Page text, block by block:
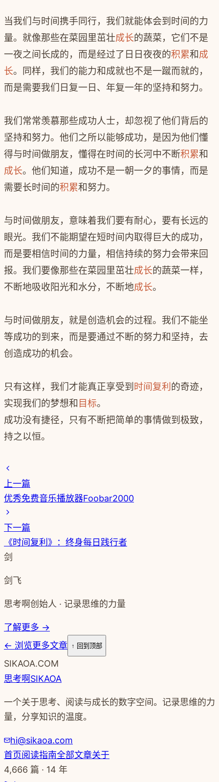
当我们与时间携手同行，我们就能体会到时间的力
量。就像那些在菜园里茁壮成长的蔬菜，它们不是
一夜之间长成的，而是经过了日日夜夜的积累和成
长。同样，我们的能力和成就也不是一蹴而就的，
而是需要我们日复一日、年复一年的坚持和努力。
我们常常羡慕那些成功人士，却忽视了他们背后的
坚持和努力。他们之所以能够成功，是因为他们懂
得与时间做朋友，懂得在时间的长河中不断积累和
成长。他们知道，成功不是一朝一夕的事情，而是
需要长时间的积累和努力。
与时间做朋友，意味着我们要有耐心，要有长远的
眼光。我们不能期望在短时间内取得巨大的成功，
而是要相信时间的力量，相信持续的努力会带来回
报。我们要像那些在菜园里茁壮成长的蔬菜一样，
不断地吸收阳光和水分，不断地成长。
与时间做朋友，就是创造机会的过程。我们不能坐
等成功的到来，而是要通过不断的努力和坚持，去
创造成功的机会。
只有这样，我们才能真正享受到 时间复利 的奇迹，
实现我们的梦想和 目标。
成功没有捷径，只有不断把简单的事情做到极致，
持之以恒。
上一篇
优秀免费音乐播放器Foobar2000
下一篇
《时间复利》：终身每日践行者
剑
剑飞
思考啊创始人 · 记录思维的力量
了解更多 →
← 浏览更多文章 ↑ 回到顶部
SIKAOA.COM
思考啊SIKAOA
一个关于思考、阅读与成长的数字空间。记录思维的力
量，分享知识的温度。
hi@sikaoa.com
首页阅读指南全部文章关于
4,666 篇 · 14 年